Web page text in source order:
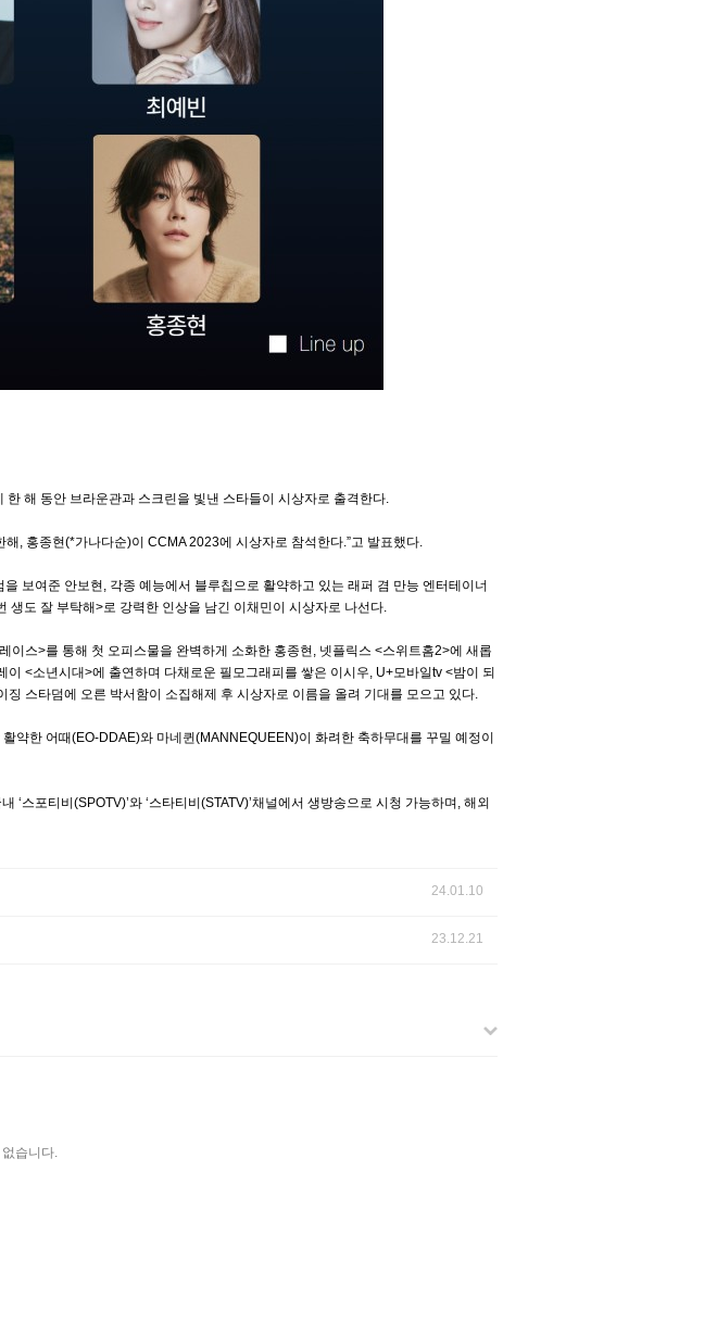
해 동안 브라운관과 스크린을 빛낸 스타들이 시상자로 출격한다.
, 홍종현(*가나다순)이 CCMA 2023에 시상자로 참석한다.”고 발표했다.
보여준 안보현, 각종 예능에서 블루칩으로 활약하고 있는 래퍼 겸 만능 엔터테이너
생도 잘 부탁해>로 강력한 인상을 남긴 이채민이 시상자로 나선다.
스>를 통해 첫 오피스물을 완벽하게 소화한 홍종현, 넷플릭스 <스위트홈2>에 새롭
<소년시대>에 출연하며 다채로운 필모그래피를 쌓은 이시우, U+모바일tv <밤이 되
스타덤에 오른 박서함이 소집해제 후 시상자로 이름을 올려 기대를 모으고 있다.
약한 어때(EO-DDAE)와 마네퀸(MANNEQUEEN)이 화려한 축하무대를 꾸밀 예정이
스포티비(SPOTV)’와 ‘스타티비(STATV)’채널에서 생방송으로 시청 가능하며, 해외
24.01.10
23.12.21
습니다.